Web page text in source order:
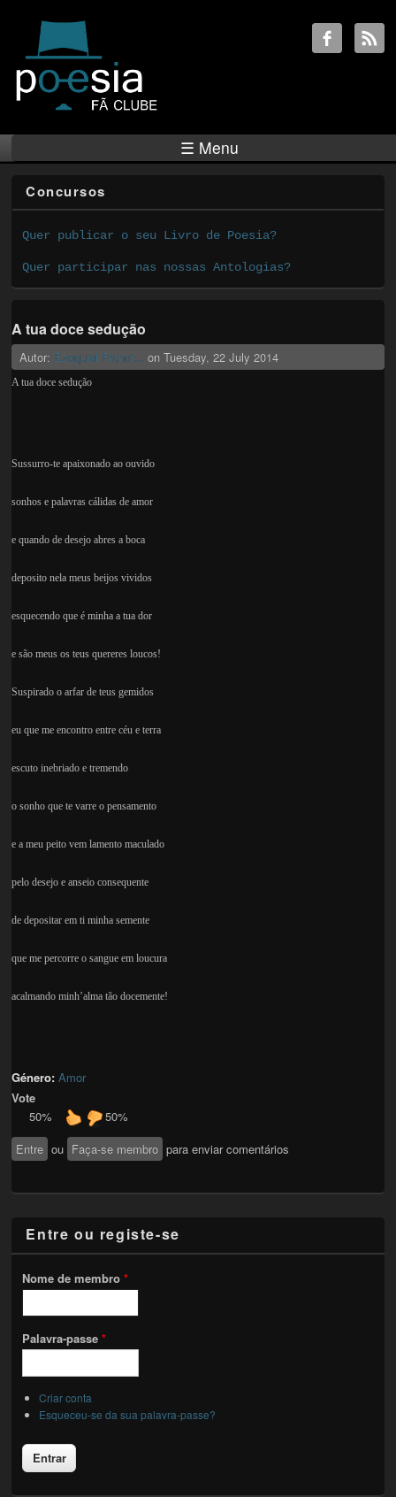
☰ Menu
Concursos
Quer publicar o seu Livro de Poesia?
Quer participar nas nossas Antologias?
A tua doce sedução
Autor: Ezequiel Franci... onTuesday, 22 July 2014
A tua doce sedução
Sussurro-te apaixonado ao ouvido
sonhos e palavras cálidas de amor
e quando de desejo abres a boca
deposito nela meus beijos vividos
esquecendo que é minha a tua dor
e são meus os teus quereres loucos!
Suspirado o arfar de teus gemidos
eu que me encontro entre céu e terra
escuto inebriado e tremendo
o sonho que te varre o pensamento
e a meu peito vem lamento maculado
pelo desejo e anseio consequente
de depositar em ti minha semente
que me percorre o sangue em loucura
acalmando minh’alma tão docemente!
Género:Amor
Vote
50%
50%
Entre ou Faça-se membro para enviar comentários
Entre ou registe-se
Nome de membro*
Palavra-passe*
Criar conta
Esqueceu-se da sua palavra-passe?